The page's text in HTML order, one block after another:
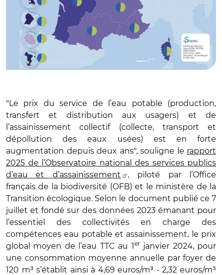
"Le prix du service de l’eau potable (production,
transfert et distribution aux usagers) et de
l’assainissement collectif (collecte, transport et
dépollution des eaux usées) est en forte
augmentation depuis deux ans", souligne le rapport
2025 de l’Observatoire national des services publics
d’eau et d’assainissement
, piloté par l’Office
français de la biodiversité (OFB) et le ministère de la
Transition écologique. Selon le document publié ce 7
juillet et fondé sur des données 2023 émanant pour
l’essentiel des collectivités en charge des
compétences eau potable et assainissement, le prix
global moyen de l’eau TTC au 1erjanvier 2024, pour
une consommation moyenne annuelle par foyer de
120 m³ s’établit ainsi à 4,69 euros/m³ - 2,32 euros/m³